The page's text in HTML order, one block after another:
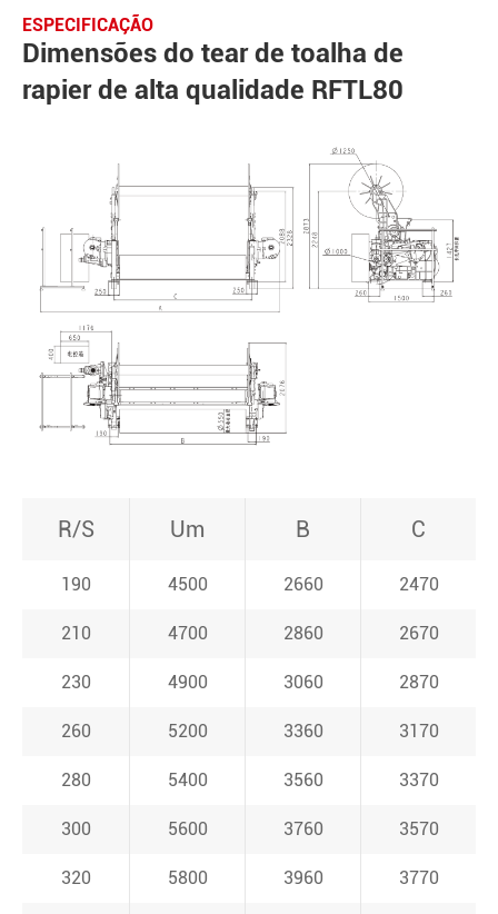
ESPECIFICAÇÃO
Dimensões do tear de toalha de
rapier de alta qualidade RFTL80
R/S Um B C
190 4500 2660 2470
210 4700 2860 2670
230 4900 3060 2870
260 5200 3360 3170
280 5400 3560 3370
300 5600 3760 3570
320 5800 3960 3770